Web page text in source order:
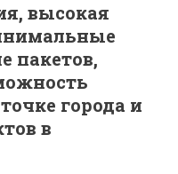
высокая
пакетов,
города и
в